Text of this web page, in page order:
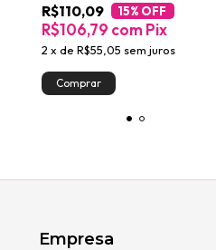
R$110,09 15% OFF
2 x de R$55,05 sem juros
R$106,79 com Pix
Empresa